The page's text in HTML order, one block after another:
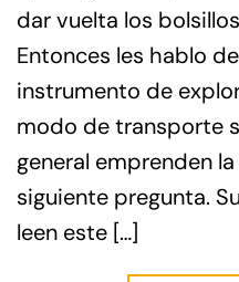
dar vuelta los
Entonces les hablo
instrumento de
modo de transporte
general emprenden
siguiente pregunta.
leen este […]